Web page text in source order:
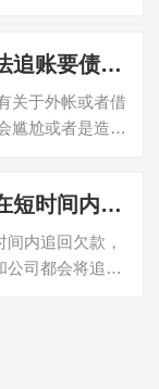
总结研究讨债公司合法追账要债清债9种方法
关于外帐或者借
尴尬或者是造成
台州讨债公司是如何在短时间内追回债务的？
内追回欠款，
公司都会将追回